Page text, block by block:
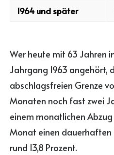
1964 und später
Wer heute mit 63 Jahren
Jahrgang 1963 angehört,
abschlagsfreien Grenze
Monaten noch fast zwei
einem monatlichen
Monat einen dauerhaften
rund 13,8 Prozent.